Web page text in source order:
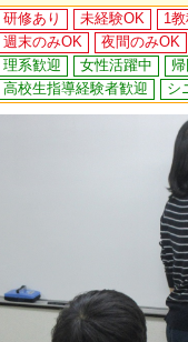
研修あり 未経験OK 1
週末のみOK
夜間のみOK
理系歓迎
女性活躍中
高校生指導経験者歓迎
シ